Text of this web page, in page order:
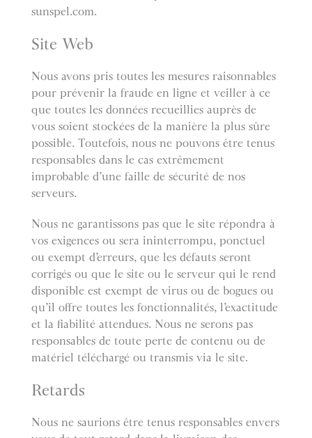
sunspel.com.
Site Web
Nous avons pris toutes les mesures raisonnables
pour prévenir la fraude en ligne et veiller à ce
que toutes les données recueillies auprès de
vous soient stockées de la manière la plus sûre
possible. Toutefois, nous ne pouvons être tenus
responsables dans le cas extrêmement
improbable d’une faille de sécurité de nos
serveurs.
Nous ne garantissons pas que le site répondra à
vos exigences ou sera ininterrompu, ponctuel
ou exempt d’erreurs, que les défauts seront
corrigés ou que le site ou le serveur qui le rend
disponible est exempt de virus ou de bogues ou
qu’il offre toutes les fonctionnalités, l’exactitude
et la fiabilité attendues. Nous ne serons pas
responsables de toute perte de contenu ou de
matériel téléchargé ou transmis via le site.
Retards
Nous ne saurions être tenus responsables envers